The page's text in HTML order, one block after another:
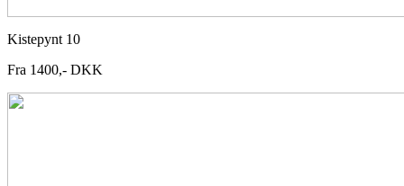
Kistepynt 10
Fra 1400,- DKK